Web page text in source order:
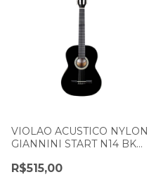
VIOLAO ACUSTICO NYLON
GIANNINI START N14 BK
R$515,00